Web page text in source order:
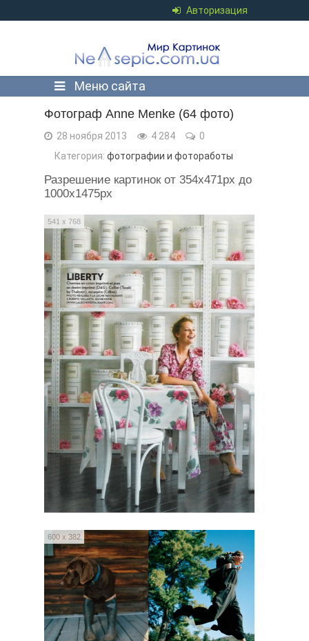
Авторизация
Меню сайта
Фотограф Anne Menke (64 фото)
28 ноября 2013 4 284
0
Категория: фотографии и фотоработы
Разрешение картинок от 354x471px до
1000x1475px
541 x 768
600 x 382